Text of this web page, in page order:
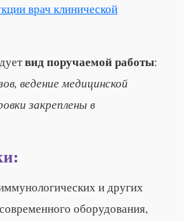
врач клинической
вид поручаемой работы:
ведение медицинской
закреплены в
и других
оборудования,